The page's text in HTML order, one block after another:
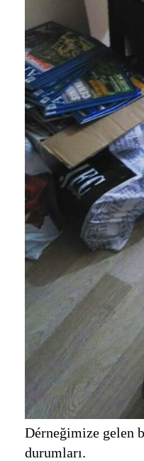
Dérneğimize gelen
durumları.